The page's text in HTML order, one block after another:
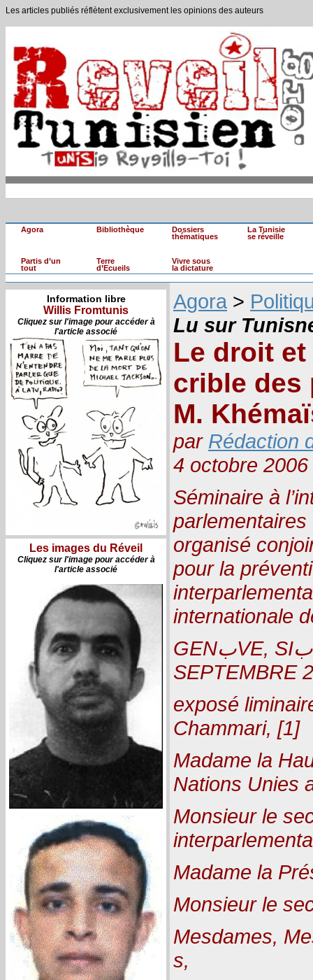
Les articles publiés réflètent exclusivement les opinions des auteurs
Agora Bibliothèque
Dossiers
thématiques
La Tunisie
se réveille
Partis d’un
tout
Terre
d’Ecueils
Vivre sous
la dictature
Information libre
Willis Fromtunis
Cliquez sur l'image pour accéder à
l'article associé
Les images du Réveil
Cliquez sur l'image pour accéder à
l'article associé
Agora >
Lu sur
Le droit
crible des
M.
par Rédaction
4 octobre 2006
Séminaire à
parlementaires
organisé
pour la
internationale
GENبVE, SIبGE DE L’UIP, 25-27
SEPTEMBRE
exposé
Chammari, [1]
Madame la
Nations Unies
Monsieur le
Madame la
Monsieur le
Mesdames,
s,